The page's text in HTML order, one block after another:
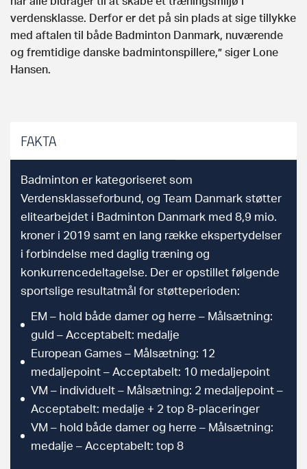
verdensklasse. Derfor er det på sin plads at sige tillykke
med aftalen til både Badminton Danmark, nuværende
og fremtidige danske badmintonspillere,” siger Lone
Hansen.
FAKTA
Badminton er kategoriseret som
Verdensklasseforbund, og Team Danmark støtter
elitearbejdet i Badminton Danmark med 8,9 mio.
kroner i 2019 samt en lang række ekspertydelser
i forbindelse med daglig træning og
konkurrencedeltagelse. Der er opstillet følgende
sportslige resultatmål for støtteperioden:
EM – hold både damer og herre – Målsætning:
guld – Acceptabelt: medalje
European Games – Målsætning: 12
medaljepoint – Acceptabelt: 10 medaljepoint
VM – individuelt – Målsætning: 2 medaljepoint –
Acceptabelt: medalje + 2 top 8-placeringer
VM – hold både damer og herre – Målsætning:
medalje – Acceptabelt: top 8